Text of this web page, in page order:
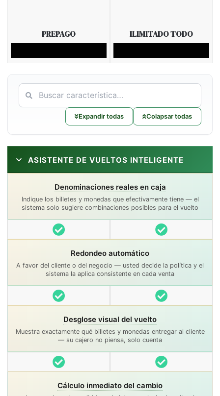
PREPAGO ILIMITADO TODO
Expandir todas Colapsar todas
ASISTENTE DE VUELTOS INTELIGENTE
Denominaciones reales en caja
Indique los billetes y monedas que efectivamente tiene — el
sistema solo sugiere combinaciones posibles para el vuelto
Incluido Incluido
Redondeo automático
A favor del cliente o del negocio — usted decide la política y el
sistema la aplica consistente en cada venta
Incluido Incluido
Desglose visual del vuelto
Muestra exactamente qué billetes y monedas entregar al cliente
— su cajero no piensa, solo cuenta
Incluido Incluido
Cálculo inmediato del cambio